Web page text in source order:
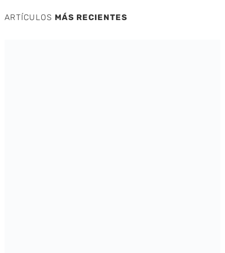
ARTÍCULOS MÁS RECIENTES